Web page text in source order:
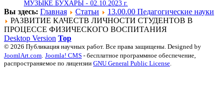
МУЗЫКЕ БУХАРЫ - 02.10.2023 г.
Вы здесь: Главная Статьи
13.00.00 Педагогические науки
РАЗВИТИЕ КАЧЕСТВ ЛИЧНОСТИ СТУДЕНТОВ В
ПРОЦЕССЕ ФИЗИЧЕСКОГО ВОСПИТАНИЯ
Desktop Version Top
© 2026 Публикация научных работ. Все права защищены. Designed by
JoomlArt.com. Joomla! CMS - бесплатное программное обеспечение,
распространяемое по лицензии GNU General Public License.